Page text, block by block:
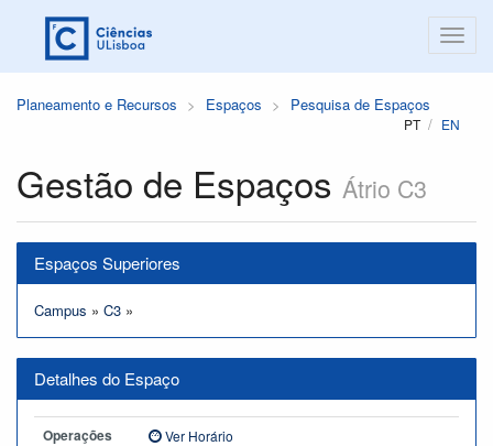
Planeamento e Recursos Espaços Pesquisa de Espaços
PT EN
Gestão de Espaços Átrio C3
Espaços Superiores
Campus » C3 »
Detalhes do Espaço
Operações Ver Horário